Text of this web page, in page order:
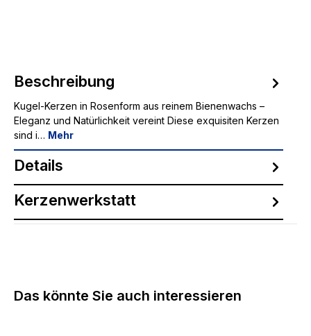
Beschreibung
Kugel-Kerzen in Rosenform aus reinem Bienenwachs –
Eleganz und Natürlichkeit vereint Diese exquisiten Kerzen
sind i… Mehr
Details
Kerzenwerkstatt
Produktgalerie überspringen
Das könnte Sie auch interessieren